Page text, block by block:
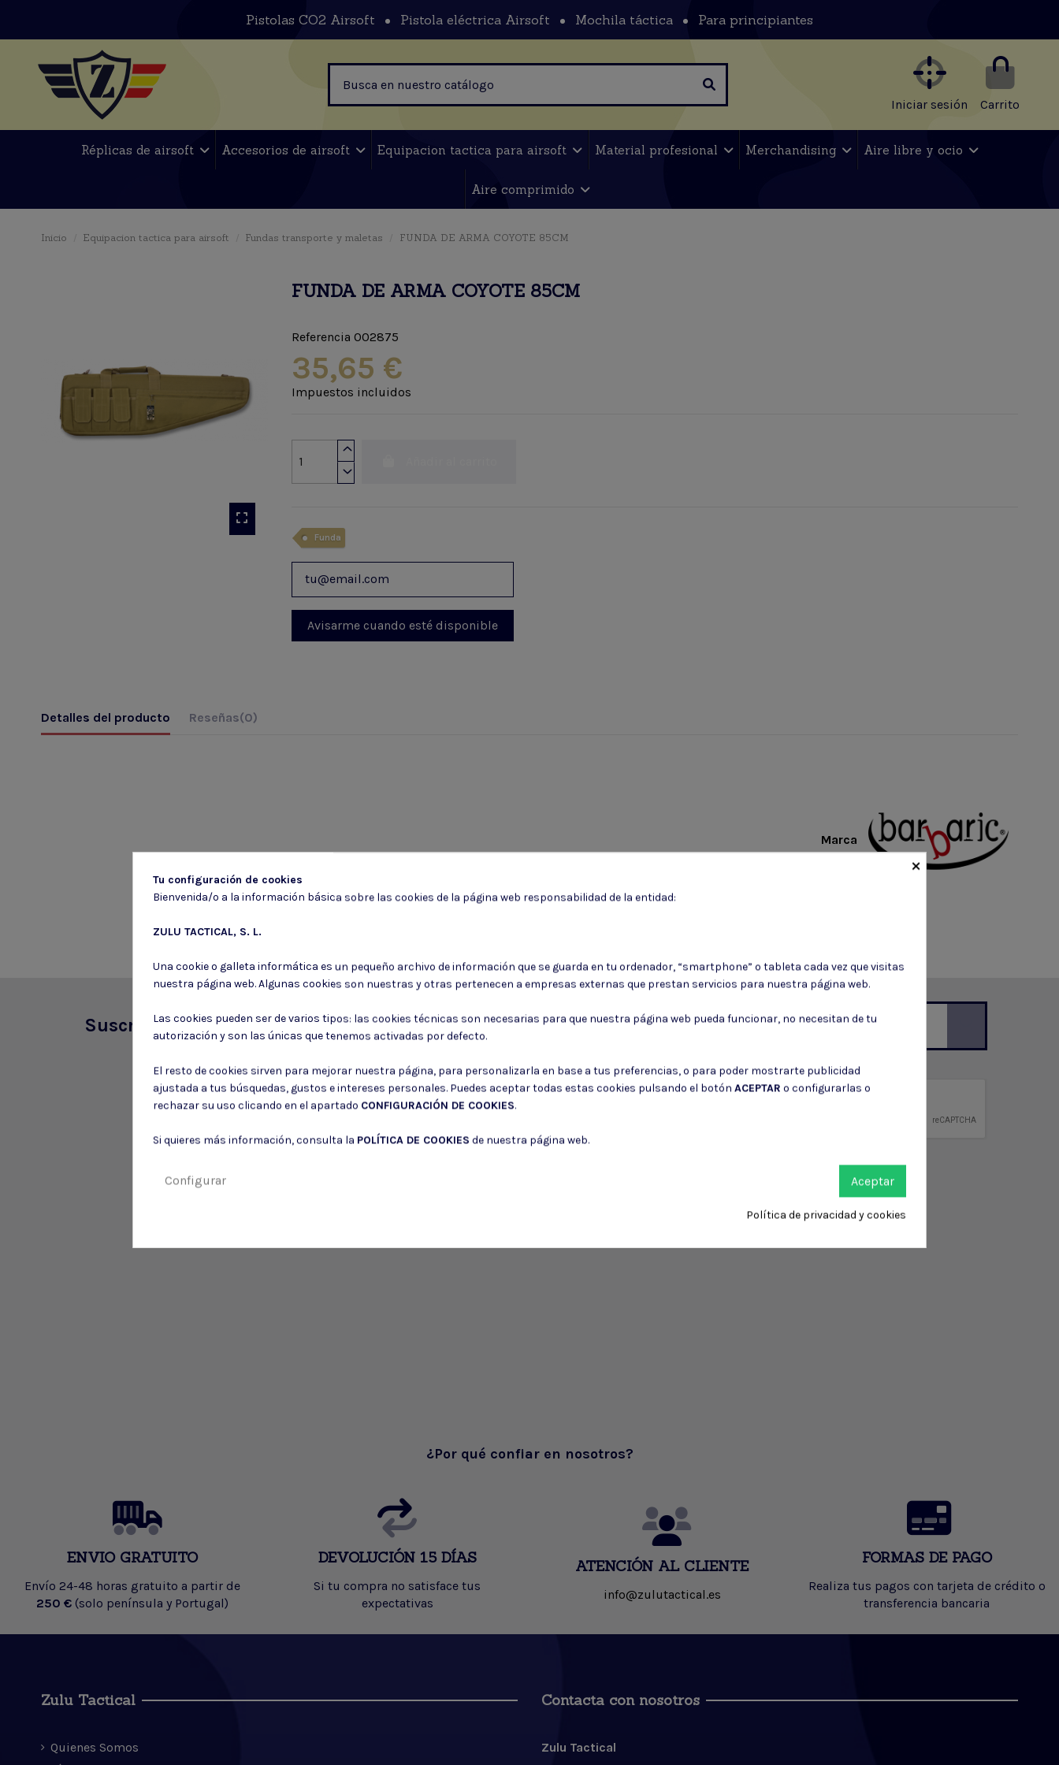
Pistolas CO2 Airsoft Pistola eléctrica Airsoft Mochila táctica Para principiantes
Iniciar sesión Carrito
Réplicas de airsoft Accesorios de airsoft Equipacion tactica para airsoft Material profesional Merchandising Aire libre y ocio
Aire comprimido
Inicio Equipacion tactica para airsoft Fundas transporte y maletas FUNDA DE ARMA COYOTE 85CM
FUNDA DE ARMA COYOTE 85CM
Referencia 002875
35,65 €
Impuestos incluidos
Funda
Detalles del producto Reseñas(0)
Marca
Suscríbete a nuestro boletín
Consiento el uso de mis datos para los fines indicados en la
¿Por qué confiar en nosotros?
ENVIO GRATUITO
Envío 24-48 horas gratuito a partir de
250 € (solo península y Portugal)
DEVOLUCIÓN 15 DÍAS
Si tu compra no satisface tus
expectativas
ATENCIÓN AL CLIENTE
info@zulutactical.es
FORMAS DE PAGO
Realiza tus pagos con tarjeta de crédito o
transferencia bancaria
Zulu Tactical
Quienes Somos
Contacta con nosotros
Zulu Tactical
×
Tu configuración de cookies
Bienvenida/o a la información básica sobre las cookies de la página web responsabilidad de la entidad:
ZULU TACTICAL, S. L.
Una cookie o galleta informática es un pequeño archivo de información que se guarda en tu ordenador, “smartphone” o tableta cada vez que visitas
nuestra página web. Algunas cookies son nuestras y otras pertenecen a empresas externas que prestan servicios para nuestra página web.
Las cookies pueden ser de varios tipos: las cookies técnicas son necesarias para que nuestra página web pueda funcionar, no necesitan de tu
autorización y son las únicas que tenemos activadas por defecto.
El resto de cookies sirven para mejorar nuestra página, para personalizarla en base a tus preferencias, o para poder mostrarte publicidad
ajustada a tus búsquedas, gustos e intereses personales. Puedes aceptar todas estas cookies pulsando el botón ACEPTAR o configurarlas o
rechazar su uso clicando en el apartado CONFIGURACIÓN DE COOKIES.
Si quieres más información, consulta la POLÍTICA DE COOKIES de nuestra página web.
Aceptar
Configurar
Política de privacidad y cookies